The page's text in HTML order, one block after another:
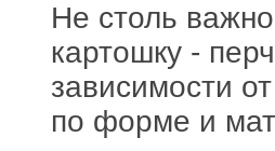
Не столь
картошку -
зависимости
по форме и